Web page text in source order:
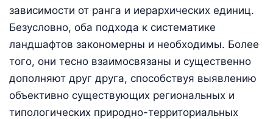
зависимости от ранга и иерархических единиц.
Безусловно, оба подхода к систематике
ландшафтов закономерны и необходимы. Более
того, они тесно взаимосвязаны и существенно
дополняют друг друга, способствуя выявлению
объективно существующих региональных и
типологических природно-территориальных